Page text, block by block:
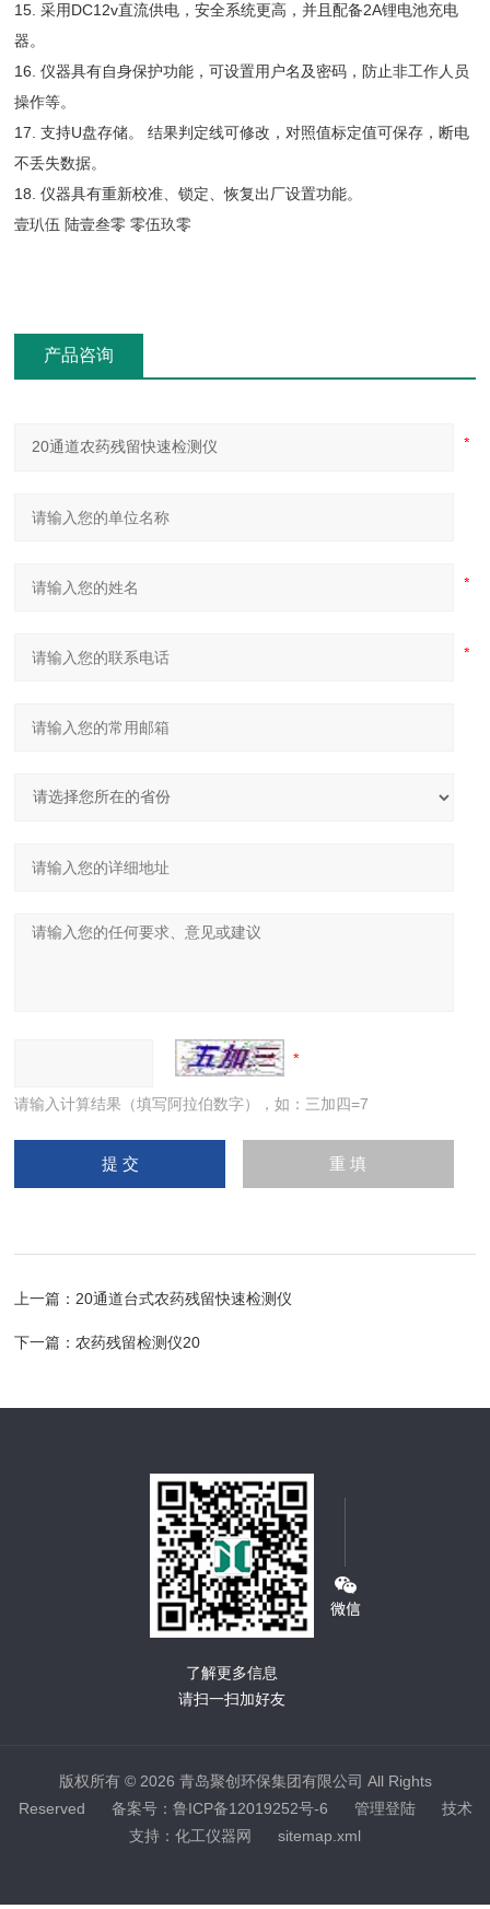
15. 采用DC12v直流供电，安全系统更高，并且配备2A锂电池充电
器。
16. 仪器具有自身保护功能，可设置用户名及密码，防止非工作人员
操作等。
17. 支持U盘存储。 结果判定线可修改，对照值标定值可保存，断电
不丢失数据。
18. 仪器具有重新校准、锁定、恢复出厂设置功能。
壹玐伍 陆壹叁零 零伍玖零
产品咨询
请输入计算结果（填写阿拉伯数字），如：三加四=7
上一篇： 20通道台式农药残留快速检测仪
下一篇： 农药残留检测仪20
了解更多信息
请扫一扫加好友
版权所有 © 2026 青岛聚创环保集团有限公司 All Rights
Reserved 备案号：鲁ICP备12019252号-6 管理登陆技术
支持： 化工仪器网 sitemap.xml